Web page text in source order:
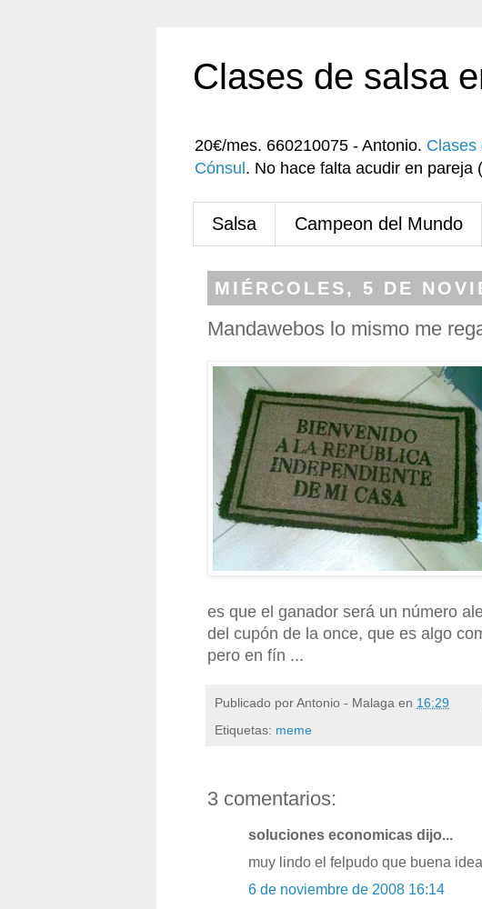
Clases de salsa
20€/mes. 660210075 - Antonio. Clases
Cónsul . No hace falta acudir en pareja
Salsa Campeon del Mundo
MIÉRCOLES, 5 DE
Mandawebos lo mismo me
es que el ganador será un número
del cupón de la once, que es algo
pero en fín ...
Publicado porAntonio - Malaga en 16:29
Etiquetas: meme
3 comentarios:
soluciones economicas dijo...
muy lindo el felpudo que buena
6 de noviembre de 2008 16:14